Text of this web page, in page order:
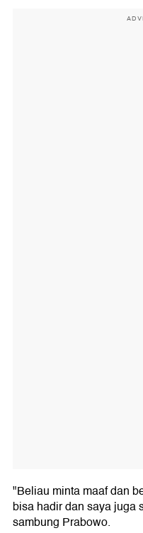
"Beliau minta maaf dan
bisa hadir dan saya juga
sambung Prabowo.